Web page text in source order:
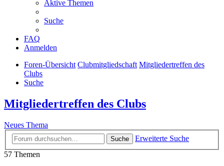
Aktive Themen
Suche
FAQ
Anmelden
Foren-Übersicht Clubmitgliedschaft Mitgliedertreffen des
Clubs
Suche
Mitgliedertreffen des Clubs
Neues Thema
Suche
Erweiterte Suche
57 Themen